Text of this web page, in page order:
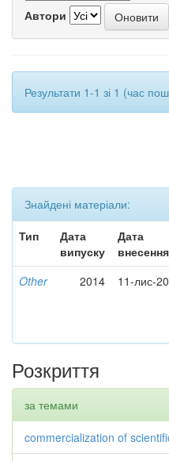
Автори
Результати 1-1 зі 1 (час
Знайдені матеріали:
Тип
Дата
випуску
Дата
внесення
Other 2014 11-лис-
Розкриття
за темами
commercialization of